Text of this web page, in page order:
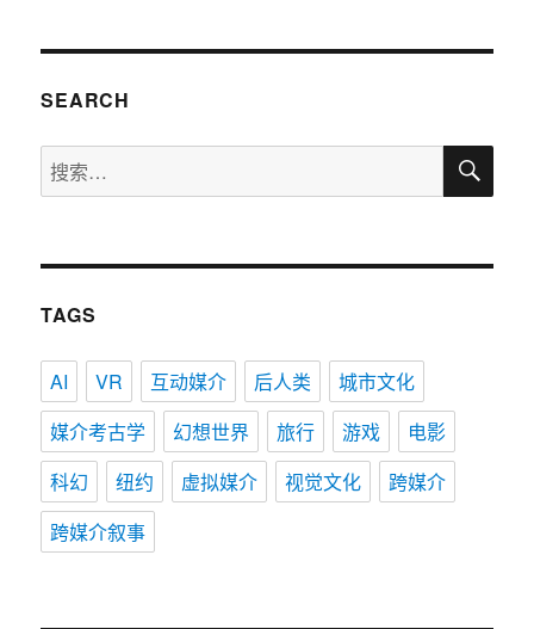
SEARCH
搜
索：
搜
TAGS
AI VR 互动媒介 后人类
城市文化
媒介考古学
幻想世界 旅行 游戏
电影
科幻
纽约 虚拟媒介 视觉文化
跨媒介
跨媒介叙事